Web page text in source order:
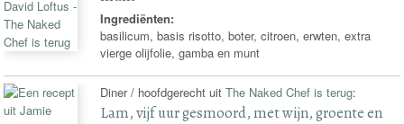
Ingrediënten:
basilicum, basis risotto, boter, citroen, erwten, extra
vierge olijfolie, gamba en munt
Diner / hoofdgerecht uitThe Naked Chef is terug:
Lam, vijf uur gesmoord, met wijn, groente en